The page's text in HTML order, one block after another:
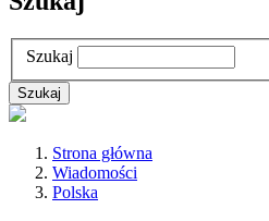
Szukaj
Strona główna
Wiadomości
Polska